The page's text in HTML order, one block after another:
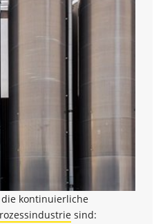
kontinuierliche
sind: